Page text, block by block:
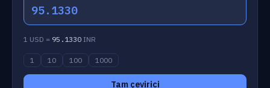
95.1330
1 USD = 95.1330 INR
1 10 100 1000
Tam çevirici